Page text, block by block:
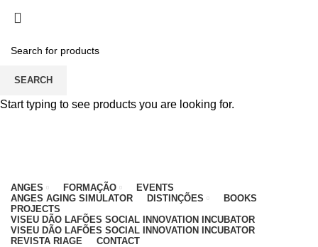
EDUCATIVO - 912 092 520 | GERAL - 911 997 434
(CHAMADA PARA REDE MÓVEL NACIONAL)
ANGES FORMAÇÃO
EVENTS
ANGES AGING SIMULATOR
DISTINÇÕES
BOOKS
PROJECTS
VISEU DÃO LAFÕES SOCIAL INNOVATION INCUBATOR
VISEU DÃO LAFÕES SOCIAL INNOVATION INCUBATOR
REVISTA RIAGE
CONTACT
SEARCH
Start typing to see products you are looking for.